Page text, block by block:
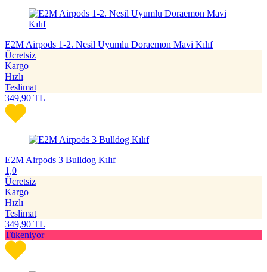
E2M Airpods 1-2. Nesil Uyumlu Doraemon Mavi Kılıf
Ücretsiz
Kargo
Hızlı
Teslimat
349,90 TL
E2M Airpods 3 Bulldog Kılıf
1,0
Ücretsiz
Kargo
Hızlı
Teslimat
349,90 TL
Tükeniyor